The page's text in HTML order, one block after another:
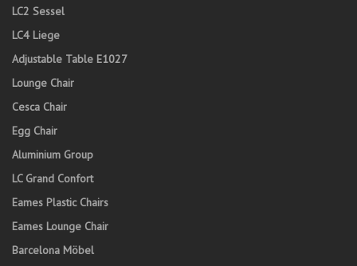
LC2 Sessel
LC4 Liege
Adjustable Table E1027
Lounge Chair
Cesca Chair
Egg Chair
Aluminium Group
LC Grand Confort
Eames Plastic Chairs
Eames Lounge Chair
Barcelona Möbel